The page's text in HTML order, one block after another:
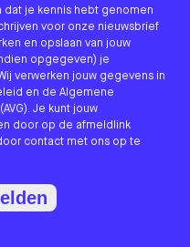
dat je kennis hebt genomen
voor onze nieuwsbrief
en opslaan van jouw
opgegeven) je
verwerken jouw gegevens in
en de Algemene
Je kunt jouw
door op de afmeldlink
contact met ons op te